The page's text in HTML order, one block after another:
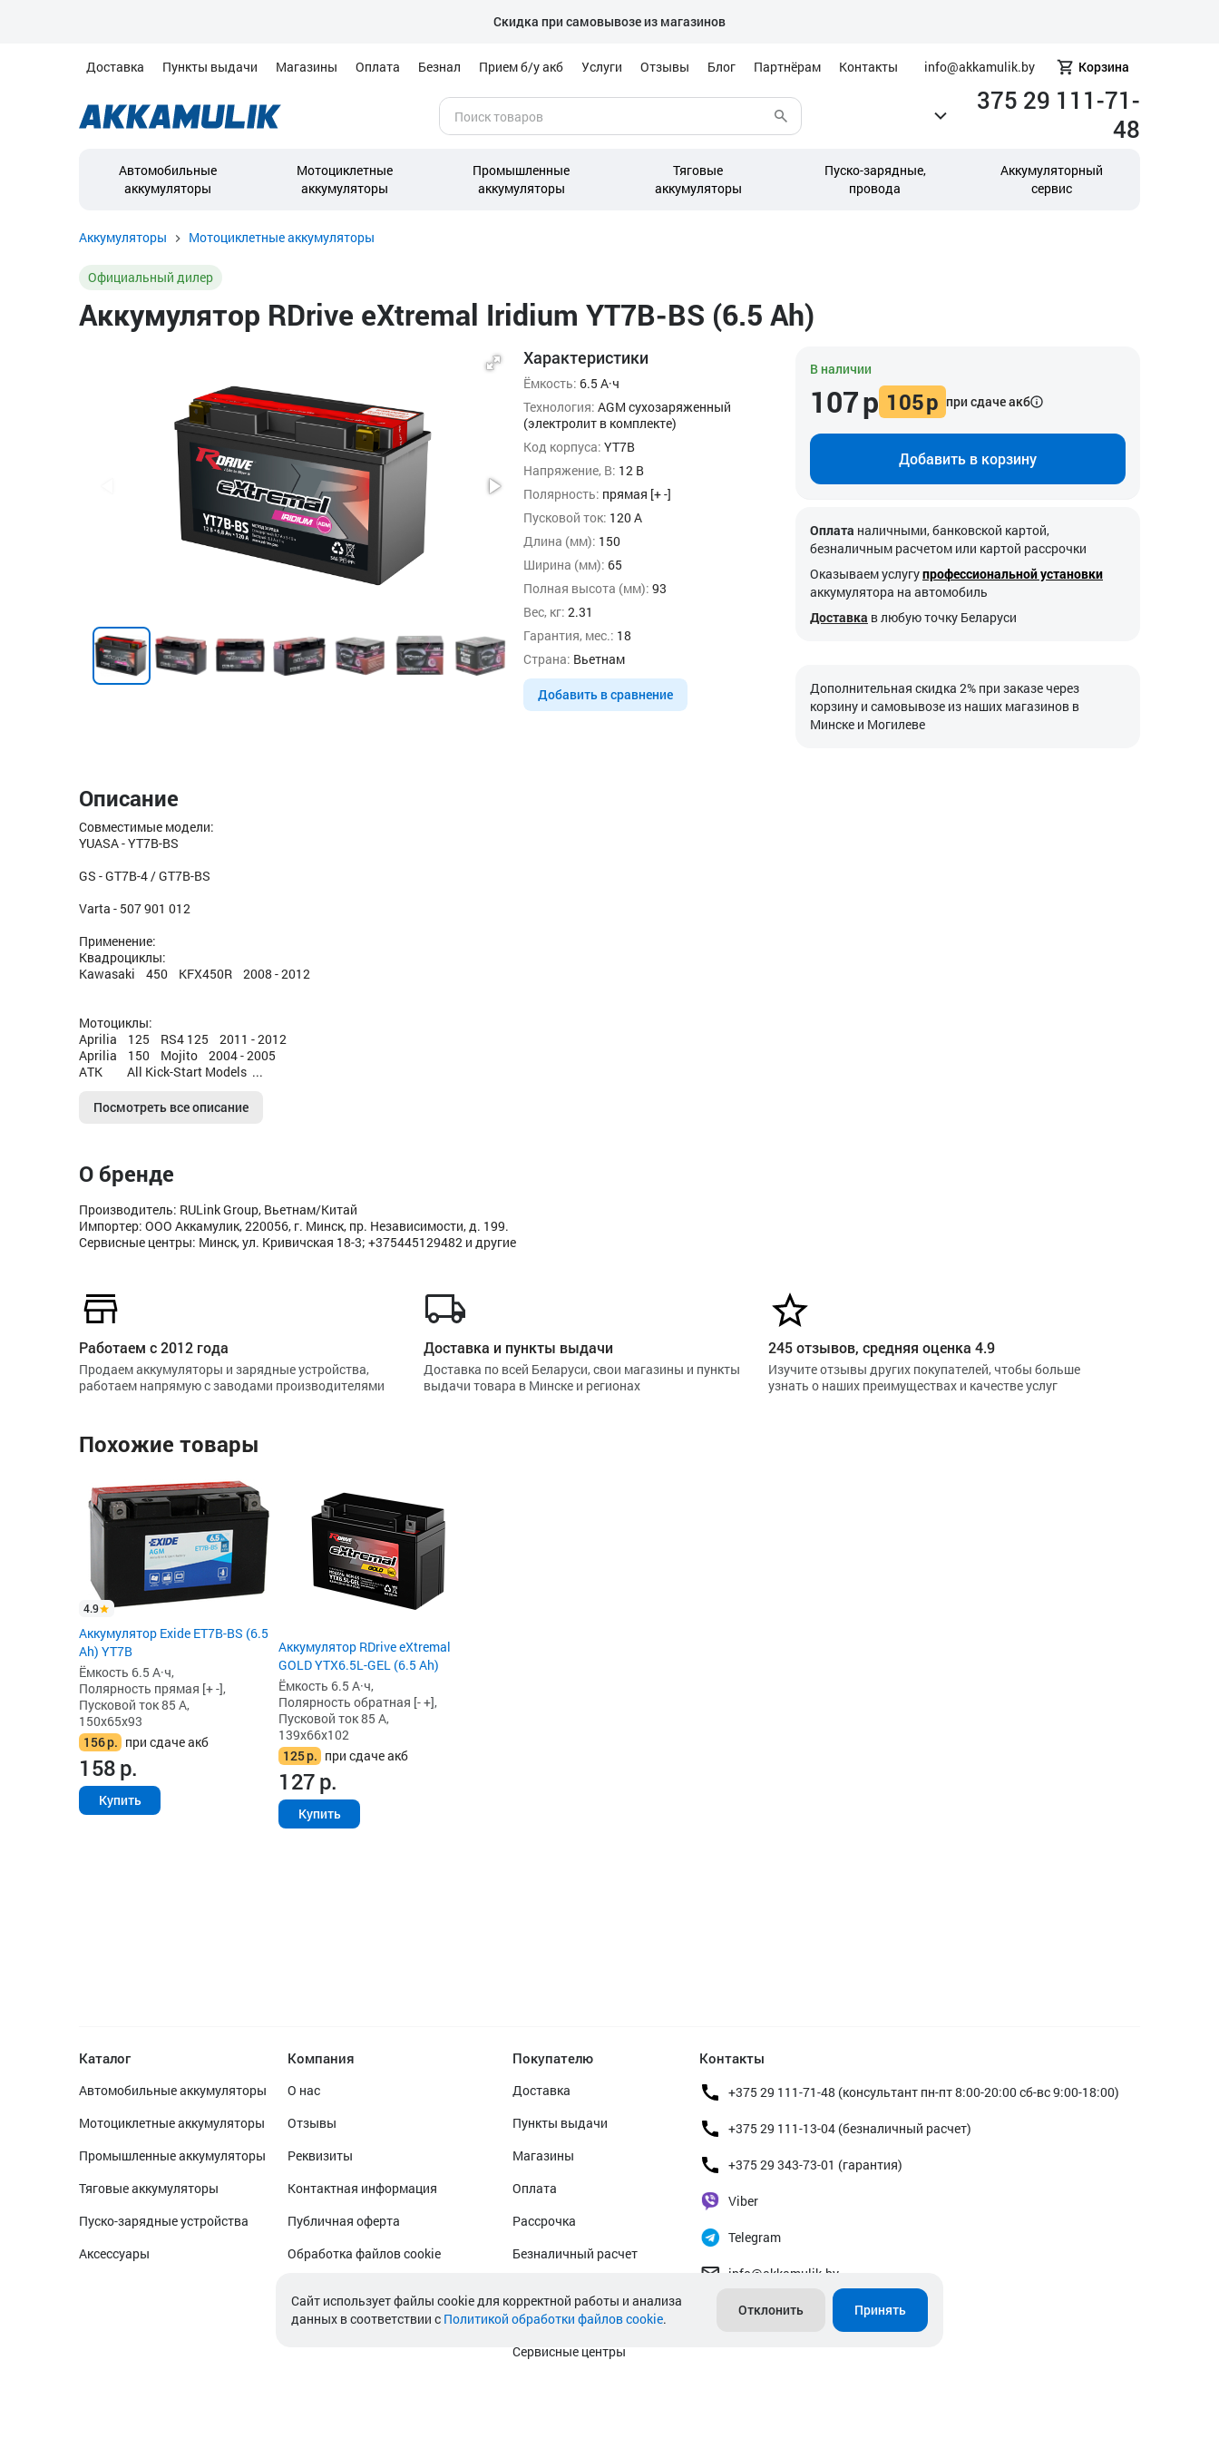
Скидка при самовывозе из магазинов
Доставка Пункты выдачи Магазины Оплата Безнал Прием б/у акб Услуги Отзывы Блог Партнёрам Контакты info@akkamulik.by Корзина
375 29 111-71-
48
Автомобильные
аккумуляторы
Мотоциклетные
аккумуляторы
Промышленные
аккумуляторы
Тяговые
аккумуляторы
Пуско-зарядные,
провода
Аккумуляторный
сервис
Аккумуляторы Мотоциклетные аккумуляторы
Официальный дилер
Аккумулятор RDrive eXtremal Iridium YT7B-BS (6.5 Ah)
Характеристики
Ёмкость: 6.5 А·ч
Технология: AGM сухозаряженный
(электролит в комплекте)
Код корпуса: YT7B
Напряжение, В: 12 В
Полярность: прямая [+ -]
Пусковой ток: 120 А
Длина (мм): 150
Ширина (мм): 65
Полная высота (мм): 93
Вес, кг: 2.31
Гарантия, мес.: 18
Страна: Вьетнам
Добавить в сравнение
В наличии
107р 105р при сдаче акб
Добавить в корзину
Оплата наличными, банковской картой,
безналичным расчетом или картой рассрочки
Оказываем услугупрофессиональной установки
аккумулятора на автомобиль
Доставка в любую точку Беларуси
Дополнительная скидка 2% при заказе через
корзину и самовывозе из наших магазинов в
Минске и Могилеве
Описание
Совместимые модели:
YUASA - YT7B-BS
GS - GT7B-4 / GT7B-BS
Varta - 507 901 012
Применение:
Квадроциклы:
Kawasaki 450 KFX450R 2008 - 2012
Мотоциклы:
Aprilia 125 RS4 125 2011 - 2012
Aprilia 150 Mojito 2004 - 2005
ATK All Kick-Start Models ...
Посмотреть все описание
О бренде
Производитель: RULink Group, Вьетнам/Китай
Импортер: ООО Аккамулик, 220056, г. Минск, пр. Независимости, д. 199.
Сервисные центры: Минск, ул. Кривичская 18-3; +375445129482 и другие
Работаем с 2012 года
Продаем аккумуляторы и зарядные устройства,
работаем напрямую с заводами производителями
Доставка и пункты выдачи
Доставка по всей Беларуси, свои магазины и пункты
выдачи товара в Минске и регионах
245 отзывов, средняя оценка 4.9
Изучите отзывы других покупателей, чтобы больше
узнать о наших преимуществах и качестве услуг
Похожие товары
4.9
Аккумулятор Exide ET7B-BS (6.5
Ah) YT7B
Ёмкость 6.5 А·ч,
Полярность прямая [+ -],
Пусковой ток 85 А,
150x65x93
156р. при сдаче акб
158р.
Купить
Аккумулятор RDrive eXtremal
GOLD YTX6.5L-GEL (6.5 Ah)
Ёмкость 6.5 А·ч,
Полярность обратная [- +],
Пусковой ток 85 А,
139x66x102
125р. при сдаче акб
127р.
Купить
Каталог
Автомобильные аккумуляторы
Мотоциклетные аккумуляторы
Промышленные аккумуляторы
Тяговые аккумуляторы
Пуско-зарядные устройства
Аксессуары
Компания
О нас
Отзывы
Реквизиты
Контактная информация
Публичная оферта
Обработка файлов cookie
Покупателю
Доставка
Пункты выдачи
Магазины
Оплата
Рассрочка
Безналичный расчет
Гарантийное обслуживание
Сервисные центры
Контакты
+375 29 111-71-48 (консультант пн-пт 8:00-20:00 сб-вс 9:00-18:00)
+375 29 111-13-04 (безналичный расчет)
+375 29 343-73-01 (гарантия)
Viber
Telegram
info@akkamulik.by
Cайт использует файлы cookie для корректной работы и анализа
данных в соответствии с Политикой обработки файлов cookie.
Отклонить Принять